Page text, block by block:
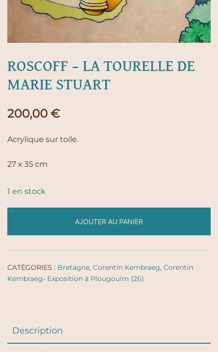
ROSCOFF – LA TOURELLE DE
MARIE STUART
200,00 €
Acrylique sur toile.
27 x 35 cm
1 en stock
AJOUTER AU PANIER
CATÉGORIES : Bretagne, Corentin Kembraeg, Corentin
Kembraeg- Exposition à Plougoulm (26)
Description